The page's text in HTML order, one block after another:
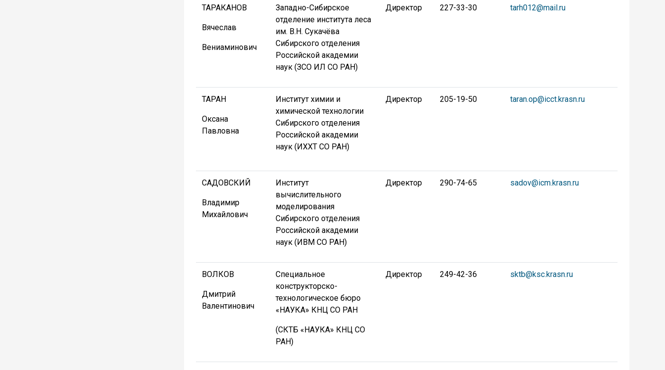
ТАРАКАНОВ
Вячеслав
Вениаминович
Западно-Сибирское
отделение института леса
им. В.Н. Сукачёва
Сибирского отделения
Российской академии
наук (ЗСО ИЛ СО РАН)
Директор 227-33-30 tarh012@mail.ru
ТАРАН
Оксана
Павловна
Институт химии и
химической технологии
Сибирского отделения
Российской академии
наук (ИХХТ СО РАН)
Директор 205-19-50 taran.op@icct.krasn.ru
САДОВСКИЙ
Владимир
Михайлович
Институт
вычислительного
моделирования
Сибирского отделения
Российской академии
наук (ИВМ СО РАН)
Директор 290-74-65 sadov@icm.krasn.ru
ВОЛКОВ
Дмитрий
Валентинович
Специальное
конструкторско-
технологическое бюро
«НАУКА» КНЦ СО РАН
(СКТБ «НАУКА» КНЦ СО
РАН)
Директор 249-42-36 sktb@ksc.krasn.ru